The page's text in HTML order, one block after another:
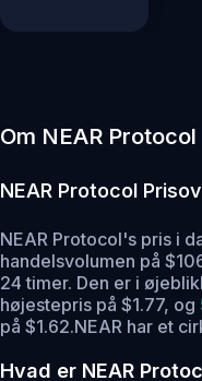
Om NEAR Protocol
NEAR Protocol
NEAR Protocol's pris i
handelsvolumen på
24 timer. Den er i
højestepris på $1.77, og
på $1.62.NEAR har et
Hvad er NEAR